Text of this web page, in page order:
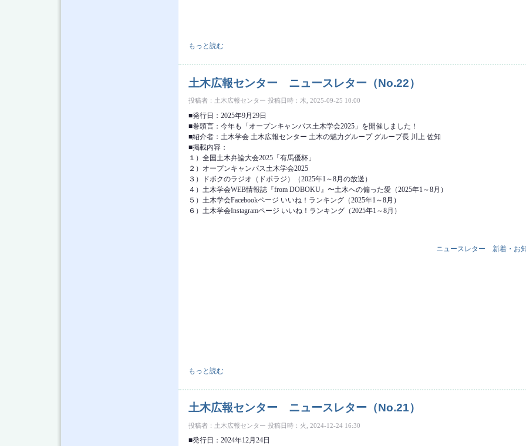
土木広報センター ニュースレター（No.23） について
もっと読む
土木広報センター ニュースレター（No.22）
投稿者： 土木広報センター 投稿日時：木, 2025-09-25 10:00
■発行日：2025年9月29日
■巻頭言：今年も「オープンキャンパス土木学会2025」を開催しました！
■紹介者：土木学会 土木広報センター 土木の魅力グループ グループ長 川上 佐知
■掲載内容：
１）全国土木弁論大会2025「有馬優杯」
２）オープンキャンパス土木学会2025
３）ドボクのラジオ（ドボラジ）（2025年1～8月の放送）
４）土木学会WEB情報誌『from DOBOKU』〜土木への偏った愛（2025年1～8月）
５）土木学会Facebookページ いいね！ランキング（2025年1～8月）
６）土木学会Instagramページ いいね！ランキング（2025年1～8月）
新着・お
ニュースレター
土木広報センター ニュースレター（No.22） について
もっと読む
土木広報センター ニュースレター（No.21）
投稿者： 土木広報センター 投稿日時：火, 2024-12-24 16:30
■発行日：2024年12月24日